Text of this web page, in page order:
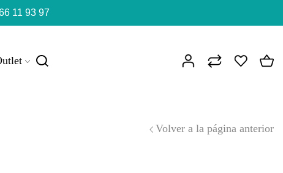
11 93 97
Volver a la página anterior